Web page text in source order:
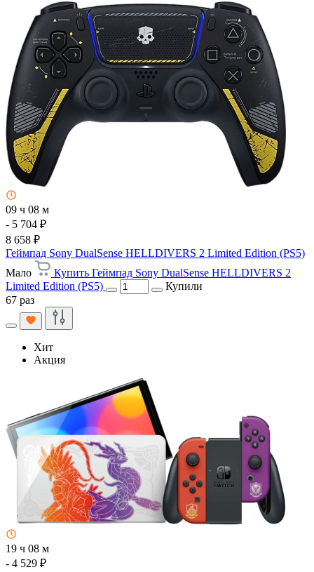
09 ч 08 м
- 5 704 ₽
8 658 ₽
Геймпад Sony DualSense HELLDIVERS 2 Limited Edition (PS5)
Мало
Купить Геймпад Sony DualSense HELLDIVERS 2
Limited Edition (PS5)
Купили
67 раз
Хит
Акция
19 ч 08 м
- 4 529 ₽